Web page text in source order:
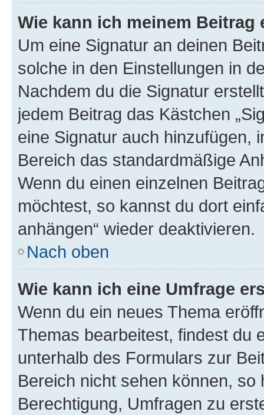
Wie kann ich meinem
Um eine Signatur an deinen
solche in den Einstellungen in
Nachdem du die Signatur
jedem Beitrag das Kästchen
eine Signatur auch hinzufügen,
Bereich das standardmäßige
Wenn du einen einzelnen
möchtest, so kannst du dort
anhängen“ wieder deaktivieren.
Nach oben
Wie kann ich eine Umfrage
Wenn du ein neues Thema
Themas bearbeitest, findest du
unterhalb des Formulars zur
Bereich nicht sehen können,
Berechtigung, Umfragen zu